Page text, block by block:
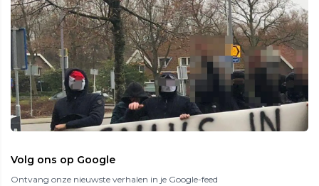
Volg ons op Google
Ontvang onze nieuwste verhalen in je Google-feed